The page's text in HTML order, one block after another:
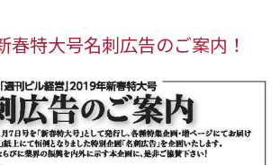
春特大号名刺広告のご案内！